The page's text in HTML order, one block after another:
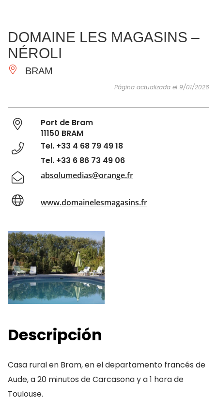
IMPRESCINDIBLES
HACER
INSPIRACIONES
DOMAINE LES MAGASINS –
NÉROLI
BRAM
Página actualizada el 9/01/2026
Port de Bram
11150 BRAM
Tel. +33 4 68 79 49 18
Tel. +33 6 86 73 49 06
absolumedias@orange.fr
www.domainelesmagasins.fr
Descripción
Casa rural en Bram, en el departamento francés de
Aude, a 20 minutos de Carcasona y a 1 hora de
Toulouse.